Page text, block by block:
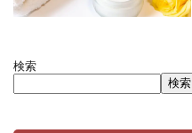
検索
検索